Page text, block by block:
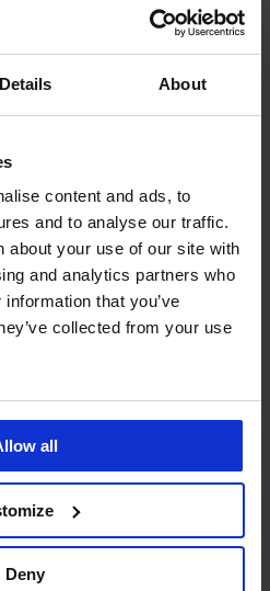
Details About
content and ads, to
and to analyse our traffic.
about your use of our site with
and analytics partners who
that you’ve
collected from your use
all
Deny
729 Kčakce 3+1 ZDARMA